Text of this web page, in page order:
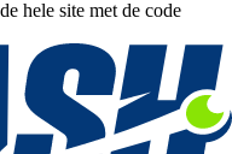
hele site met de code